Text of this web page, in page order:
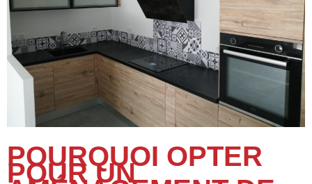
POURQUOI OPTER
POUR UN